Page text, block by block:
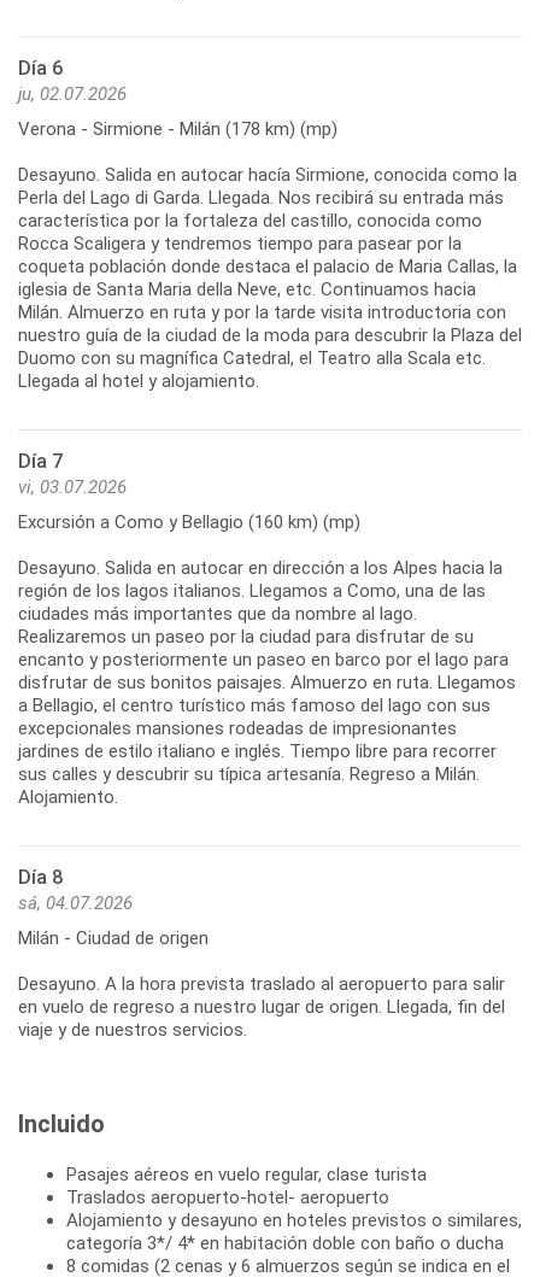
Día 6
ju, 02.07.2026
Verona - Sirmione - Milán (178 km) (mp)
Desayuno. Salida en autocar hacía Sirmione, conocida como la
Perla del Lago di Garda. Llegada. Nos recibirá su entrada más
característica por la fortaleza del castillo, conocida como
Rocca Scaligera y tendremos tiempo para pasear por la
coqueta población donde destaca el palacio de Maria Callas, la
iglesia de Santa Maria della Neve, etc. Continuamos hacia
Milán. Almuerzo en ruta y por la tarde visita introductoria con
nuestro guía de la ciudad de la moda para descubrir la Plaza del
Duomo con su magnífica Catedral, el Teatro alla Scala etc.
Llegada al hotel y alojamiento.
Día 7
vi, 03.07.2026
Excursión a Como y Bellagio (160 km) (mp)
Desayuno. Salida en autocar en dirección a los Alpes hacia la
región de los lagos italianos. Llegamos a Como, una de las
ciudades más importantes que da nombre al lago.
Realizaremos un paseo por la ciudad para disfrutar de su
encanto y posteriormente un paseo en barco por el lago para
disfrutar de sus bonitos paisajes. Almuerzo en ruta. Llegamos
a Bellagio, el centro turístico más famoso del lago con sus
excepcionales mansiones rodeadas de impresionantes
jardines de estilo italiano e inglés. Tiempo libre para recorrer
sus calles y descubrir su típica artesanía. Regreso a Milán.
Alojamiento.
Día 8
sá, 04.07.2026
Milán - Ciudad de origen
Desayuno. A la hora prevista traslado al aeropuerto para salir
en vuelo de regreso a nuestro lugar de origen. Llegada, fin del
viaje y de nuestros servicios.
Incluido
Pasajes aéreos en vuelo regular, clase turista
Traslados aeropuerto-hotel- aeropuerto
Alojamiento y desayuno en hoteles previstos o similares,
categoría 3*/ 4* en habitación doble con baño o ducha
8 comidas (2 cenas y 6 almuerzos según se indica en el